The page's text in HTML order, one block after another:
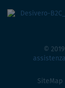
©
SiteMap